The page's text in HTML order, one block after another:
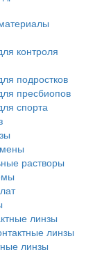
контроля
подростков
пресбиопов
спорта
растворы
линзы
линзы
линзы